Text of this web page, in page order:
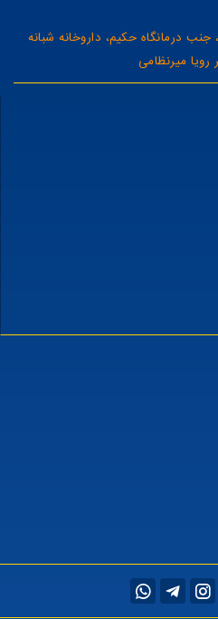
درمانگاه حکیم، داروخانه شبانه
رویا میرنظامی